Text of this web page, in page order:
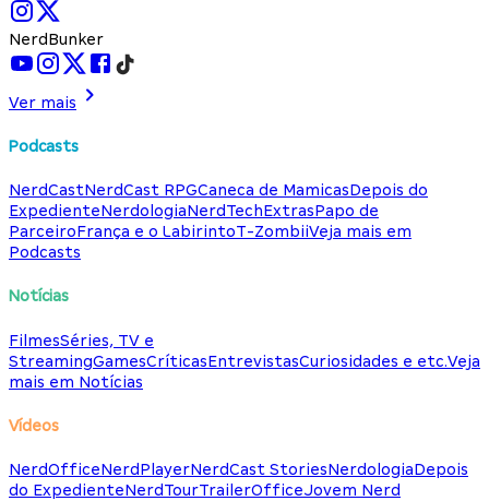
NerdBunker
Ver mais
Podcasts
NerdCastNerdCast RPGCaneca de MamicasDepois do
ExpedienteNerdologiaNerdTechExtrasPapo de
ParceiroFrança e o LabirintoT-ZombiiVeja mais em
Podcasts
Notícias
FilmesSéries, TV e
StreamingGamesCríticasEntrevistasCuriosidades e etc.Veja
mais em Notícias
Vídeos
NerdOfficeNerdPlayerNerdCast StoriesNerdologiaDepois
do ExpedienteNerdTourTrailerOfficeJovem Nerd